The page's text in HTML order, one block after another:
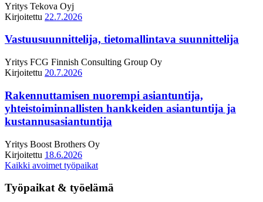
Yritys Tekova Oyj
Kirjoitettu 22.7.2026
Vastuusuunnittelija, tietomallintava suunnittelija
Yritys FCG Finnish Consulting Group Oy
Kirjoitettu 20.7.2026
Rakennuttamisen nuorempi asiantuntija,
yhteistoiminnallisten hankkeiden asiantuntija ja
kustannusasiantuntija
Yritys Boost Brothers Oy
Kirjoitettu 18.6.2026
Kaikki avoimet työpaikat
Työpaikat & työelämä